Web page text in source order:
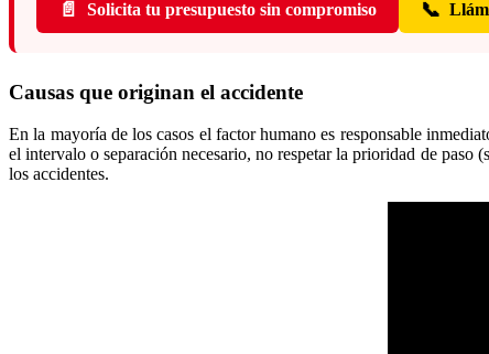
📄 Solicita tu presupuesto sin compromiso 📞
Causas que originan el accidente
En la mayoría de los casos el factor humano es responsable
el intervalo o separación necesario, no respetar la prioridad de paso
los accidentes.